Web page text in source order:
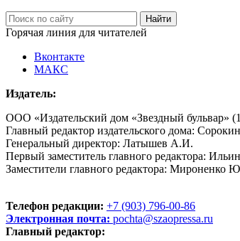
Горячая линия для читателей
Вконтакте
МАКС
Издатель:
ООО «Издательский дом «Звездный бульвар»
Главный редактор издательского дома:
Генеральный директор: Латышев А.И.
Первый заместитель главного редактора:
Заместители главного редактора:
Телефон редакции: +7 (903) 796-00-86
Электронная почта: pochta@szaopressa.ru
Главный редактор: